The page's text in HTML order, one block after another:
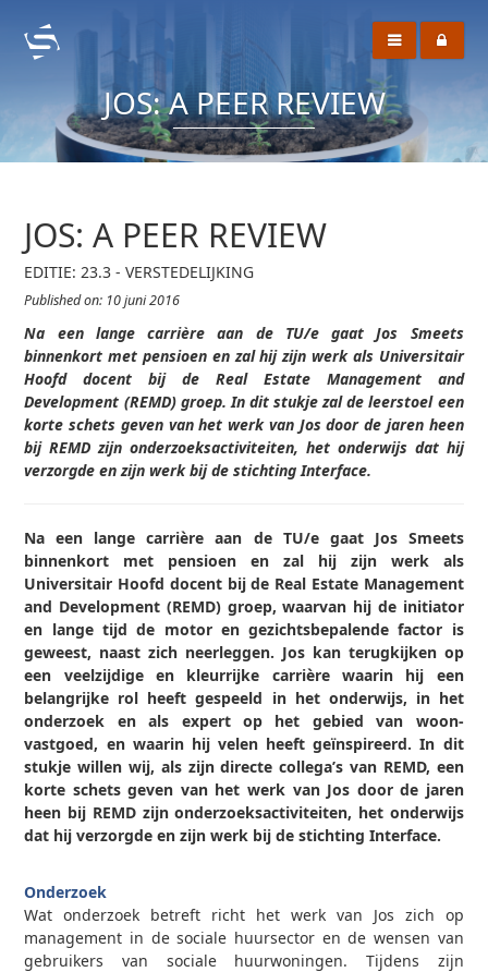
JOS: A PEER REVIEW
JOS: A PEER REVIEW
EDITIE: 23.3 - VERSTEDELIJKING
Published on: 10 juni 2016
Na een lange carrière aan de TU/e gaat Jos Smeets
binnenkort met pensioen en zal hij zijn werk als Universitair
Hoofd­ docent bij de Real Estate Management and
Development (REMD) groep. In dit stukje zal de leerstoel een
korte schets geven van het werk van Jos door de jaren heen
bij REMD­ zijn onderzoeksactiviteiten, het onderwijs dat hij
verzorgde en zijn werk bij de stichting Interface.
Na een lange carrière aan de TU/e gaat Jos Smeets
binnenkort met pensioen en zal hij zijn werk als
Universitair Hoofd­ docent bij de Real Estate Management
and Development (REMD) groep, waarvan hij de initiator
en lange tijd de motor en gezichtsbepalende factor is
geweest, naast zich neerleggen. Jos kan terugkijken op
een veelzijdige en kleurrijke carrière waarin hij een
belangrijke rol heeft gespeeld in het onderwijs, in het
onderzoek en als expert op het gebied van woon­
vastgoed, en waarin hij velen heeft geïnspireerd. In dit
stukje willen wij, als zijn directe collega’s van REMD, een
korte schets geven van het werk van Jos door de jaren
heen bij REMD­ zijn onderzoeksactiviteiten, het onderwijs
dat hij verzorgde en zijn werk bij de stichting Interface.
Onderzoek
Wat onderzoek betreft richt het werk van Jos zich op
management in de sociale huursector en de wensen van
gebruikers van sociale huurwoningen. Tijdens zijn